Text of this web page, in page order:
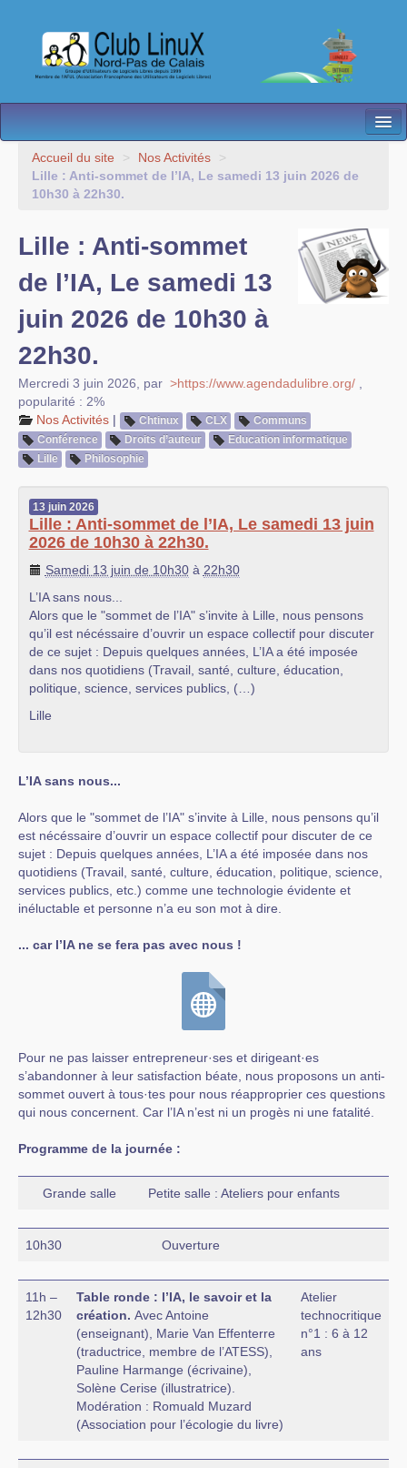
L’Association
Nos Activités
Les antennes
Espace membres
Accueil du site > Nos Activités
>
Lille : Anti-sommet de l’IA, Le samedi 13 juin 2026 de
10h30 à 22h30.
Lille : Anti-sommet
de l’IA, Le samedi 13
juin 2026 de 10h30 à
22h30.
Mercredi 3 juin 2026 par >https://www.agendadulibre.org/
popularité : 2%
Nos Activités | Chtinux CLX
Communs
Conférence
Droits d’auteur
Education informatique
Lille
Philosophie
13 juin 2026
Lille : Anti-sommet de l’IA, Le samedi 13 juin
2026 de 10h30 à 22h30.
Samedi 13 juin de 10h30à 22h30
L’IA sans nous...
Alors que le "sommet de l’IA" s’invite à Lille, nous pensons
qu’il est nécéssaire d’ouvrir un espace collectif pour discuter
de ce sujet : Depuis quelques années, L’IA a été imposée
dans nos quotidiens (Travail, santé, culture, éducation,
politique, science, services publics, (…)
Lille
L’IA sans nous...
Alors que le "sommet de l’IA" s’invite à Lille, nous pensons qu’il
est nécéssaire d’ouvrir un espace collectif pour discuter de ce
sujet : Depuis quelques années, L’IA a été imposée dans nos
quotidiens (Travail, santé, culture, éducation, politique, science,
services publics, etc.) comme une technologie évidente et
inéluctable et personne n’a eu son mot à dire.
... car l’IA ne se fera pas avec nous !
Pour ne pas laisser entrepreneur·ses et dirigeant·es
s’abandonner à leur satisfaction béate, nous proposons un anti-
sommet ouvert à tous·tes pour nous réapproprier ces questions
qui nous concernent. Car l’IA n’est ni un progès ni une fatalité.
Programme de la journée :
Grande salle Petite salle : Ateliers pour enfants
10h30 Ouverture
11h –
12h30
Table ronde : l’IA, le savoir et la
création. Avec Antoine
(enseignant), Marie Van Effenterre
(traductrice, membre de l’ATESS),
Pauline Harmange (écrivaine),
Solène Cerise (illustratrice).
Modération : Romuald Muzard
(Association pour l’écologie du livre)
Atelier
technocritique
n°1 : 6 à 12
ans